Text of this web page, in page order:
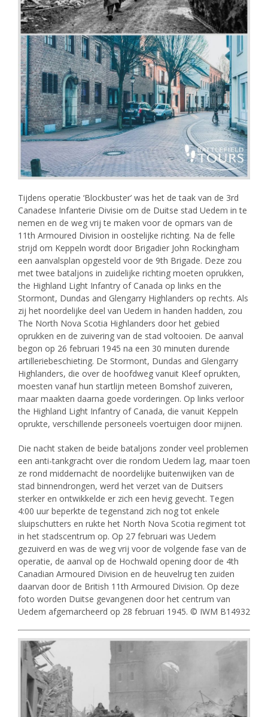
Tijdens operatie ‘Blockbuster’ was het de taak van de 3rd
Canadese Infanterie Divisie om de Duitse stad Uedem in te
nemen en de weg vrij te maken voor de opmars van de
11th Armoured Division in oostelijke richting. Na de felle
strijd om Keppeln wordt door Brigadier John Rockingham
een aanvalsplan opgesteld voor de 9th Brigade. Deze zou
met twee bataljons in zuidelijke richting moeten oprukken,
the Highland Light Infantry of Canada op links en the
Stormont, Dundas and Glengarry Highlanders op rechts. Als
zij het noordelijke deel van Uedem in handen hadden, zou
The North Nova Scotia Highlanders door het gebied
oprukken en de zuivering van de stad voltooien. De aanval
begon op 26 februari 1945 na een 30 minuten durende
artilleriebeschieting. De Stormont, Dundas and Glengarry
Highlanders, die over de hoofdweg vanuit Kleef oprukten,
moesten vanaf hun startlijn meteen Bomshof zuiveren,
maar maakten daarna goede vorderingen. Op links verloor
the Highland Light Infantry of Canada, die vanuit Keppeln
oprukte, verschillende personeels voertuigen door mijnen.
Die nacht staken de beide bataljons zonder veel problemen
een anti-tankgracht over die rondom Uedem lag, maar toen
ze rond middernacht de noordelijke buitenwijken van de
stad binnendrongen, werd het verzet van de Duitsers
sterker en ontwikkelde er zich een hevig gevecht. Tegen
4:00 uur beperkte de tegenstand zich nog tot enkele
sluipschutters en rukte het North Nova Scotia regiment tot
in het stadscentrum op. Op 27 februari was Uedem
gezuiverd en was de weg vrij voor de volgende fase van de
operatie, de aanval op de Hochwald opening door de 4th
Canadian Armoured Division en de heuvelrug ten zuiden
daarvan door de British 11th Armoured Division. Op deze
foto worden Duitse gevangenen door het centrum van
Uedem afgemarcheerd op 28 februari 1945. © IWM B14932